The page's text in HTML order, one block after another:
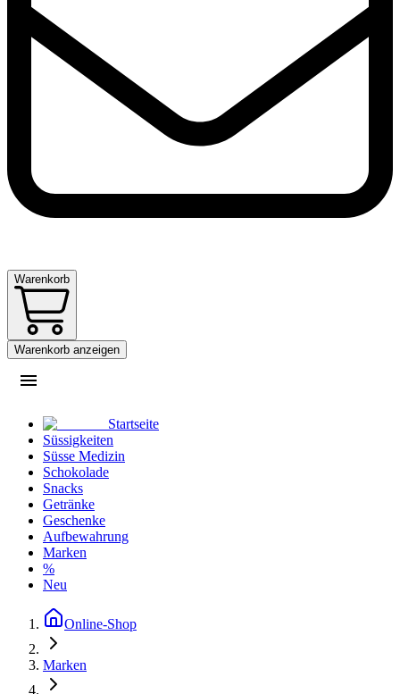
Warenkorb
Warenkorb anzeigen
Startseite
Süssigkeiten
Süsse Medizin
Schokolade
Snacks
Getränke
Geschenke
Aufbewahrung
Marken
%
Neu
Online-Shop
Marken